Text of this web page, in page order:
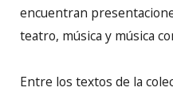
encuentran
teatro, música y música
Entre los textos de la